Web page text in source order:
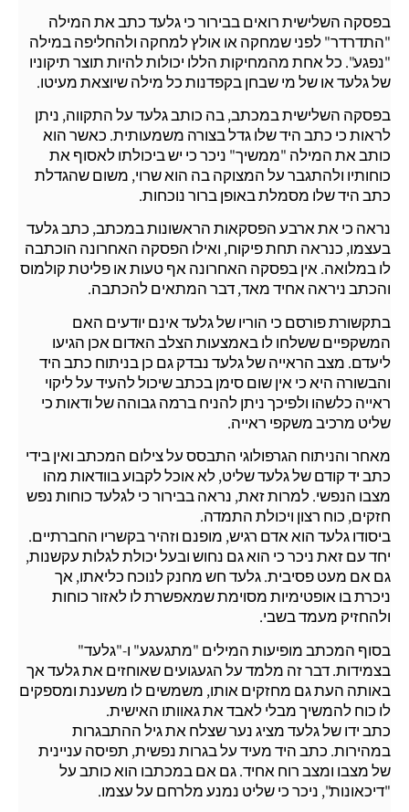
בפסקה השלישית רואים בבירור כי גלעד כתב את המילה
"התדרדר" לפני שמחקה או אולץ למחקה ולהחליפה במילה
"נפגע". כל אחת מהמחיקות הללו יכולות להיות תוצר תיקוניו
של גלעד או של מי שבחן בקפדנות כל מילה שיוצאת מעיטו.
בפסקה השלישית במכתב, בה כותב גלעד על התקווה, ניתן
לראות כי כתב היד שלו גדל בצורה משמעותית. כאשר הוא
כותב את המילה "ממשיך" ניכר כי יש ביכולתו לאסוף את
כוחותיו ולהתגבר על המצוקה בה הוא שרוי, משום שהגדלת
כתב היד שלו מסמלת באופן ברור נוכחות.
נראה כי את ארבע הפסקאות הראשונות במכתב, כתב גלעד
בעצמו, כנראה תחת פיקוח, ואילו הפסקה האחרונה הוכתבה
לו במלואה. אין בפסקה האחרונה אף טעות או פליטת קולמוס
והכתב ניראה אחיד מאד, דבר המתאים להכתבה.
בתקשורת פורסם כי הוריו של גלעד אינם יודעים האם
המשקפיים ששלחו לו באמצעות הצלב האדום אכן הגיעו
ליעדם. מצב הראייה של גלעד נבדק גם כן בניתוח כתב היד
והבשורה היא כי אין שום סימן בכתב שיכול להעיד על ליקוי
ראייה כלשהו ולפיכך ניתן להניח ברמה גבוהה של ודאות כי
שליט מרכיב משקפי ראייה.
מאחר והניתוח הגרפולוגי התבסס על צילום המכתב ואין בידי
כתב יד קודם של גלעד שליט, לא אוכל לקבוע בוודאות מהו
מצבו הנפשי. למרות זאת, נראה בבירור כי לגלעד כוחות נפש
חזקים, כוח רצון ויכולת התמדה.
ביסודו גלעד הוא אדם רגיש, מופנם וזהיר בקשריו החברתיים.
יחד עם זאת ניכר כי הוא גם נחוש ובעל יכולת לגלות עקשנות,
גם אם מעט פסיבית. גלעד חש מחנק לנוכח כליאתו, אך
ניכרת בו אופטימיות מסוימת שמאפשרת לו לאזור כוחות
ולהחזיק מעמד בשבי.
בסוף המכתב מופיעות המילים "מתגעגע" ו-"גלעד"
בצמידות. דבר זה מלמד על הגעגועים שאוחזים את גלעד אך
באותה העת גם מחזקים אותו, משמשים לו משענת ומספקים
לו כוח להמשיך מבלי לאבד את גאוותו האישית.
כתב ידו של גלעד מציג נער שצלח את גיל ההתבגרות
במהירות. כתב היד מעיד על בגרות נפשית, תפיסה עניינית
של מצבו ומצב רוח אחיד. גם אם במכתבו הוא כותב על
"דיכאונות", ניכר כי שליט נמנע מלרחם על עצמו.